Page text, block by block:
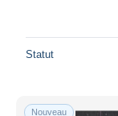
Statut
Nouveau